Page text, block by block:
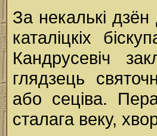
За некалькі
каталіцкіх
Кандрусевіч
глядзець
або сеціва.
сталага веку,